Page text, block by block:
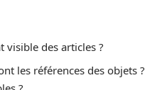
visible des articles ?
les références des objets ?